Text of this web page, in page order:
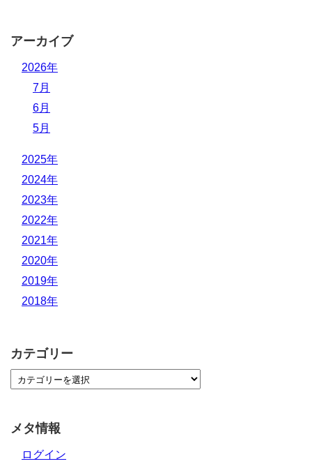
アーカイブ
2026年
7月
6月
5月
2025年
2024年
2023年
2022年
2021年
2020年
2019年
2018年
カテゴリー
メタ情報
ログイン